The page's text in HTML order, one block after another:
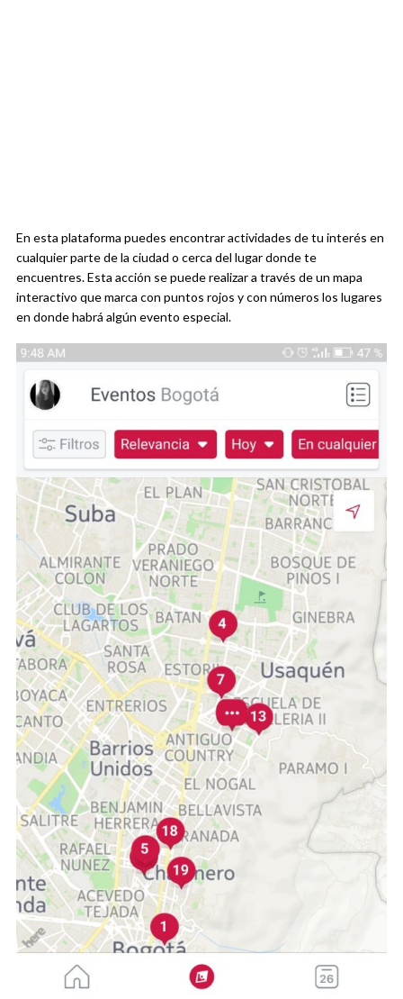
En esta plataforma puedes encontrar actividades de tu interés en
cualquier parte de la ciudad o cerca del lugar donde te
encuentres. Esta acción se puede realizar a través de un mapa
interactivo que marca con puntos rojos y con números los lugares
en donde habrá algún evento especial.